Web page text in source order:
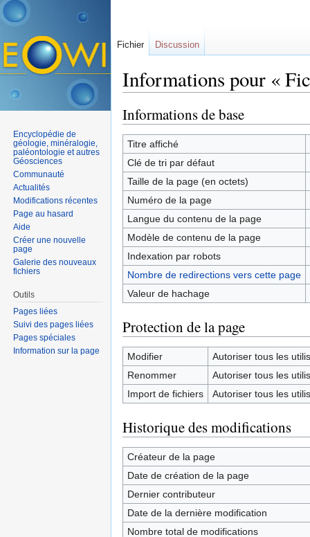
Informations pour «
Informations de base
Titre affiché
Clé de tri par défaut
Taille de la page (en octets)
Numéro de la page
Langue du contenu de la page
Modèle de contenu de la page
Indexation par robots
Nombre de redirections vers cette page
Valeur de hachage
Protection de la page
Modifier
Autoriser tous les
Renommer
Autoriser tous les
Import de fichiers
Autoriser tous les
Historique des modifications
Créateur de la page
Date de création de la page
Dernier contributeur
Date de la dernière modification
Nombre total de modifications
Fichier Discussion
Encyclopédie de
géologie, minéralogie,
paléontologie et autres
Géosciences
Communauté
Actualités
Modifications récentes
Page au hasard
Aide
Créer une nouvelle
page
Galerie des nouveaux
fichiers
Outils
Pages liées
Suivi des pages liées
Pages spéciales
Information sur la page